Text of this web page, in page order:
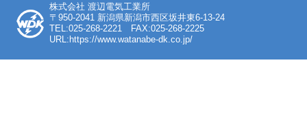
株式会社 渡辺電気工業所
〒950-2041 新潟県新潟市西区坂井東6-13-24
TEL:025-268-2221 FAX:025-268-2225
URL:https://www.watanabe-dk.co.jp/